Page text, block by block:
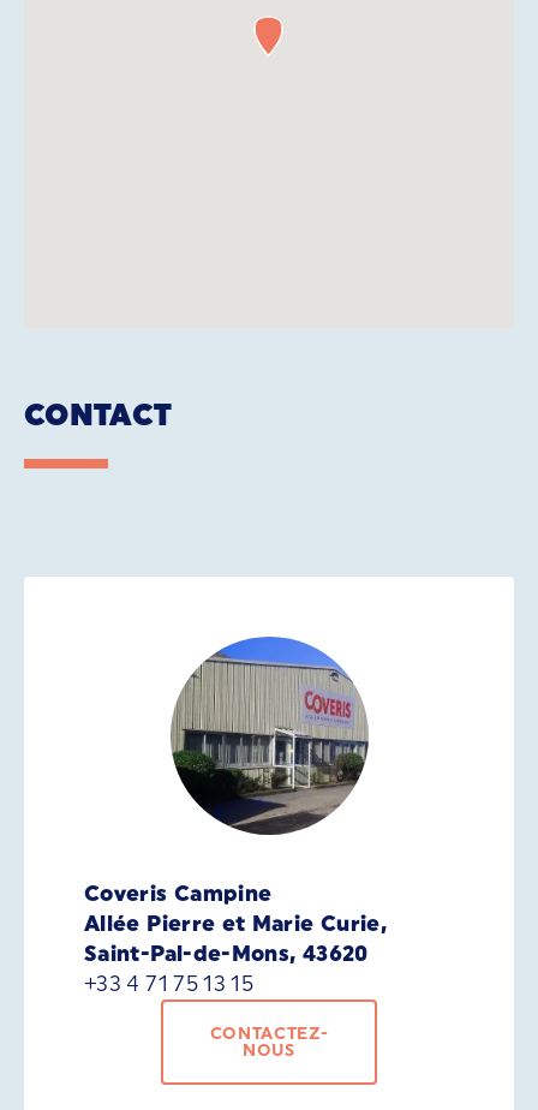
CONTACT
Coveris Campine
Allée Pierre et Marie Curie,
Saint-Pal-de-Mons, 43620
+33 4 71 75 13 15
CONTACTEZ-
NOUS